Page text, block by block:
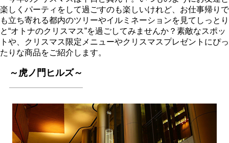
楽しくパーティをして過ごすのも楽しいけれど、お仕事帰りで
も立ち寄れる都内のツリーやイルミネーションを見てしっとり
と“オトナのクリスマス”を過ごしてみませんか？素敵なスポッ
トや、クリスマス限定メニューやクリスマスプレゼントにぴっ
たりな商品をご紹介します。
～虎ノ門ヒルズ～